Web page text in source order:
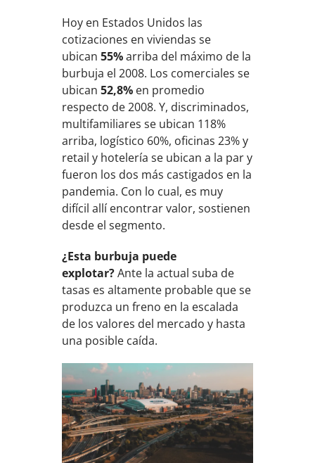
Hoy en Estados Unidos las
cotizaciones en viviendas se
ubican55%arriba del máximo de la
burbuja el 2008. Los comerciales se
ubican52,8% en promedio
respecto de 2008. Y, discriminados,
multifamiliares se ubican 118%
arriba, logístico 60%, oficinas 23% y
retail y hotelería se ubican a la par y
fueron los dos más castigados en la
pandemia. Con lo cual, es muy
difícil allí encontrar valor, sostienen
desde el segmento.
¿Esta burbuja puede
explotar?Ante la actual suba de
tasas es altamente probable que se
produzca un freno en la escalada
de los valores del mercado y hasta
una posible caída.